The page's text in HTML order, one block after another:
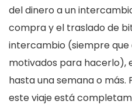
del dinero a un
compra y el traslado de
intercambio (siempre
motivados para hacerlo),
hasta una semana o más.
este viaje está